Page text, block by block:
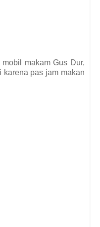
makam Gus Dur,
pas jam makan